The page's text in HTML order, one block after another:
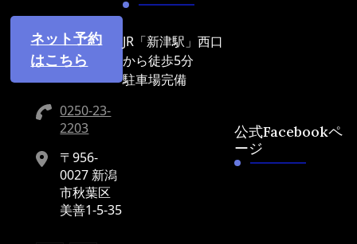
ネット予約
はこちら
0250-23-
2203
〒956-
0027 新潟
市秋葉区
美善1-5-35
JR「新津駅」西口
から徒歩5分
駐車場完備
公式Facebookペ
ージ